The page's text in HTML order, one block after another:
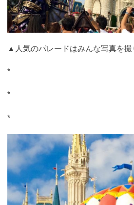
▲人気のパレードはみんな写真を撮
*
*
*